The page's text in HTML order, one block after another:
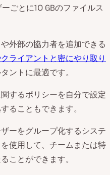
ごとに10 GBのファイルス
外部の協力者を追加できる
ライアントと密にやり取り
ントに最適です。
するポリシーを自分で設定
ることもできます。
ーをグループ化するシステ
使用して、チームまたは特
ことができます。